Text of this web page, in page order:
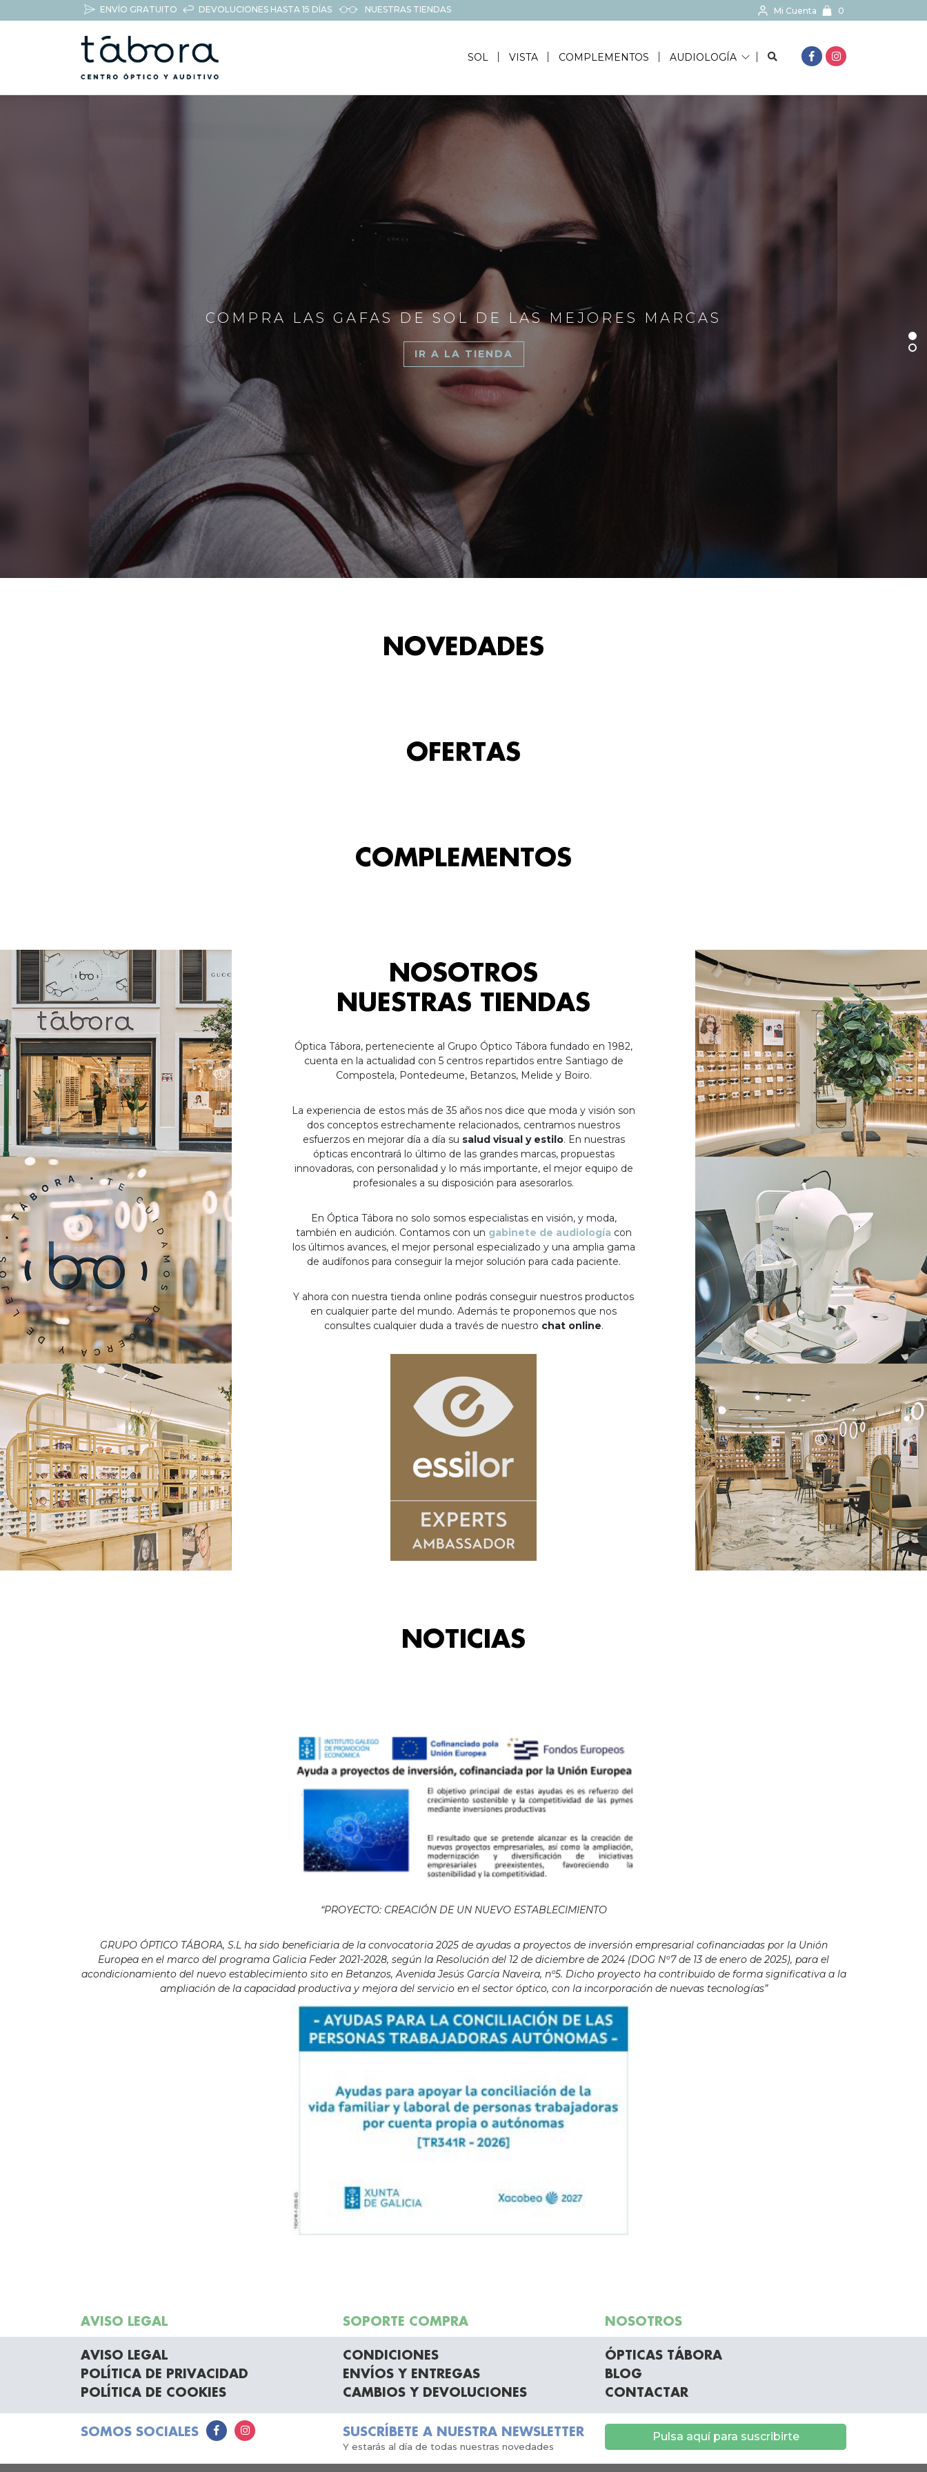
ENVÍO GRATUITO DEVOLUCIONES HASTA 15 DÍAS NUESTRAS TIENDAS Mi Cuenta 0
SOL VISTA COMPLEMENTOS AUDIOLOGÍA BUSCAR...
COMPRA LAS GAFAS DE SOL DE LAS MEJORES MARCAS
IR A LA TIENDA
NOVEDADES
OFERTAS
COMPLEMENTOS
NOSOTROS
NUESTRAS TIENDAS
Óptica Tábora, perteneciente al Grupo Óptico Tábora fundado en 1982,
cuenta en la actualidad con 5 centros repartidos entre Santiago de
Compostela, Pontedeume, Betanzos, Melide y Boiro.
La experiencia de estos más de 35 años nos dice que moda y visión son
dos conceptos estrechamente relacionados, centramos nuestros
esfuerzos en mejorar día a día su salud visual y estilo. En nuestras
ópticas encontrará lo último de las grandes marcas, propuestas
innovadoras, con personalidad y lo más importante, el mejor equipo de
profesionales a su disposición para asesorarlos.
En Óptica Tábora no solo somos especialistas en visión, y moda,
también en audición. Contamos con un gabinete de audiología con
los últimos avances, el mejor personal especializado y una amplia gama
de audífonos para conseguir la mejor solución para cada paciente.
Y ahora con nuestra tienda online podrás conseguir nuestros productos
en cualquier parte del mundo. Además te proponemos que nos
consultes cualquier duda a través de nuestro chat online.
NOTICIAS
“PROYECTO: CREACIÓN DE UN NUEVO ESTABLECIMIENTO
GRUPO ÓPTICO TÁBORA, S.L ha sido beneficiaria de la convocatoria 2025 de ayudas a proyectos de inversión empresarial cofinanciadas por la Unión
Europea en el marco del programa Galicia Feder 2021-2028, según la Resolución del 12 de diciembre de 2024 (DOG Nº7 de 13 de enero de 2025), para el
acondicionamiento del nuevo establecimiento sito en Betanzos, Avenida Jesús García Naveira, nº5. Dicho proyecto ha contribuido de forma significativa a la
ampliación de la capacidad productiva y mejora del servicio en el sector óptico, con la incorporación de nuevas tecnologías”
AVISO LEGAL SOPORTE COMPRA NOSOTROS
AVISO LEGAL
POLÍTICA DE PRIVACIDAD
POLÍTICA DE COOKIES
CONDICIONES
ENVÍOS Y ENTREGAS
CAMBIOS Y DEVOLUCIONES
ÓPTICAS TÁBORA
BLOG
CONTACTAR
SOMOS SOCIALES SUSCRÍBETE A NUESTRA NEWSLETTER
Y estarás al día de todas nuestras novedades
Pulsa aquí para suscribirte